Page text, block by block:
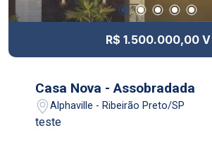
R$ 1.500.000,00 V
Casa Nova - Assobradada
Alphaville - Ribeirão Preto/SP
teste